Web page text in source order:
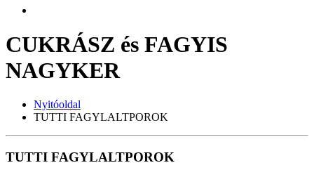
CUKRÁSZ és FAGYIS
NAGYKER
Nyitóoldal
TUTTI FAGYLALTPOROK
TUTTI FAGYLALTPOROK